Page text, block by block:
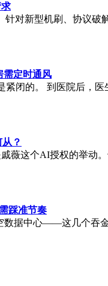
对新型机刷、协议
需定时通风
闭的。 到医院后，
？
薇这个AI授权的举动
踩准节奏
数据中心——这几个